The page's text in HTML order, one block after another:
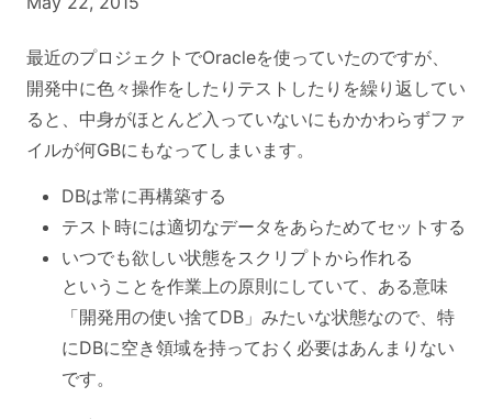
最近のプロジェクトでOracleを使っていたのですが、
開発中に色々操作をしたりテストしたりを繰り返してい
ると、中身がほとんど入っていないにもかかわらずファ
イルが何GBにもなってしまいます。
DBは常に再構築する
テスト時には適切なデータをあらためてセットする
いつでも欲しい状態をスクリプトから作れる
ということを作業上の原則にしていて、ある意味
「開発用の使い捨てDB」みたいな状態なので、特
にDBに空き領域を持っておく必要はあんまりない
です。